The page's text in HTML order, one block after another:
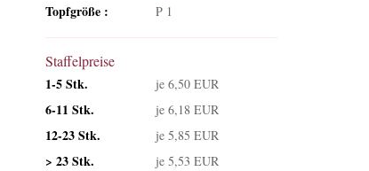
Topfgröße : P 1
Staffelpreise
1-5 Stk.
je 6,50 EUR
6-11 Stk. je 6,18 EUR
12-23 Stk. je 5,85 EUR
> 23 Stk. je 5,53 EUR